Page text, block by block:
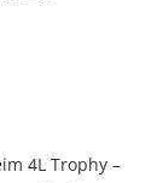
4L Trophy –